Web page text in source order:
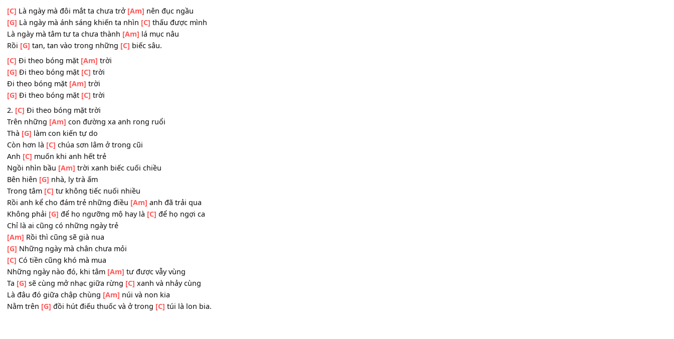
Hook:
[C] Là ngày mà đôi mắt ta chưa trở [Am]nên đục ngầu
[G]Là ngày mà ánh sáng khiến ta nhìn[C]thấu được mình
Là ngày mà tâm tư ta chưa thành[Am]lá mục nâu
Rồi[G]tan, tan vào trong những
[C] Là ngày mà đôi mắt ta chưa trở
[G]Là ngày mà ánh sáng khiến ta nhìn
Là ngày mà tâm tư ta chưa thành
Rồi[G]tan, tan vào trong những
[C] Đi theo bóng mặt [Am]
[G]Đi theo bóng mặt [C]trời
Đi theo bóng mặt[Am]trời
[G]Đi theo bóng mặt [C]trời
2.[C]Đi theo bóng mặt trời
Trên những [Am]con đường xa anh rong ruổi
Thà[G]làm con kiến tự do
Còn hơn là[C]chúa sơn lâm ở trong cũi
Anh [C]muốn khi anh hết trẻ
Ngồi nhìn bầu[Am]trời xanh biếc cuối chiều
Bên hiên [G]nhà, ly trà ấm
Trong tâm[C]tư không tiếc nuối nhiều
Rồi anh kể cho đám trẻ những điều[Am] anh đã trải qua
Không phải[G]để họ ngưỡng mộ hay là[C]
Chỉ là ai cũng có những ngày trẻ